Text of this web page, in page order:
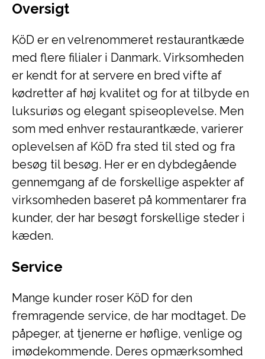
Oversigt
KöD er en velrenommeret restaurantkæde
med flere filialer i Danmark. Virksomheden
er kendt for at servere en bred vifte af
kødretter af høj kvalitet og for at tilbyde en
luksuriøs og elegant spiseoplevelse. Men
som med enhver restaurantkæde, varierer
oplevelsen af ​​KöD fra sted til sted og fra
besøg til besøg. Her er en dybdegående
gennemgang af de forskellige aspekter af
virksomheden baseret på kommentarer fra
kunder, der har besøgt forskellige steder i
kæden.
Service
Mange kunder roser KöD for den
fremragende service, de har modtaget. De
påpeger, at tjenerne er høflige, venlige og
imødekommende. Deres opmærksomhed